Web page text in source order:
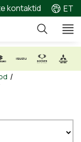
kontaktid ET
/